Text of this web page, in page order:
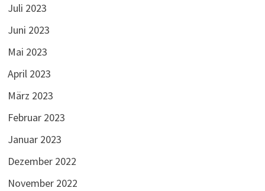
Juli 2023
Juni 2023
Mai 2023
April 2023
März 2023
Februar 2023
Januar 2023
Dezember 2022
November 2022